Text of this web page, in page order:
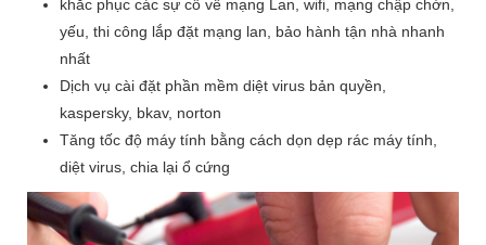
khắc phục các sự cố về mạng Lan, wifi, mạng chập chờn,
yếu, thi công lắp đặt mạng lan, bảo hành tận nhà nhanh
nhất
Dịch vụ cài đặt phần mềm diệt virus bản quyền,
kaspersky, bkav, norton
Tăng tốc độ máy tính bằng cách dọn dẹp rác máy tính,
diệt virus, chia lại ổ cứng